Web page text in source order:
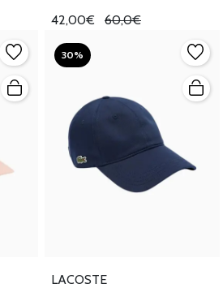
42,00€ 60,0€
30%
LACOSTE